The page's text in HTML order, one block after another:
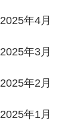
2025年4月
2025年3月
2025年2月
2025年1月